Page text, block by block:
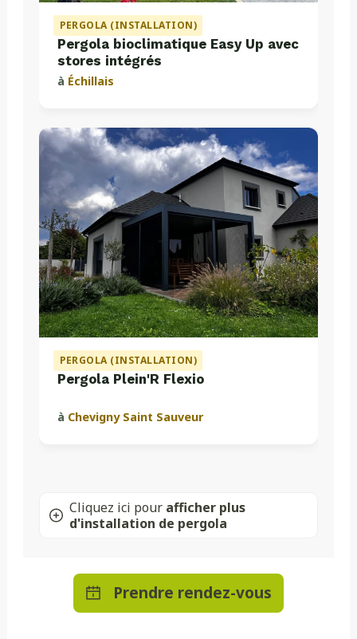
PERGOLA (INSTALLATION)
Pergola bioclimatique Easy Up avec
stores intégrés
à Échillais
PERGOLA (INSTALLATION)
Pergola Plein'R Flexio
à Chevigny Saint Sauveur
Cliquez ici pour afficher plus
d'installation de pergola
Prendre rendez-vous